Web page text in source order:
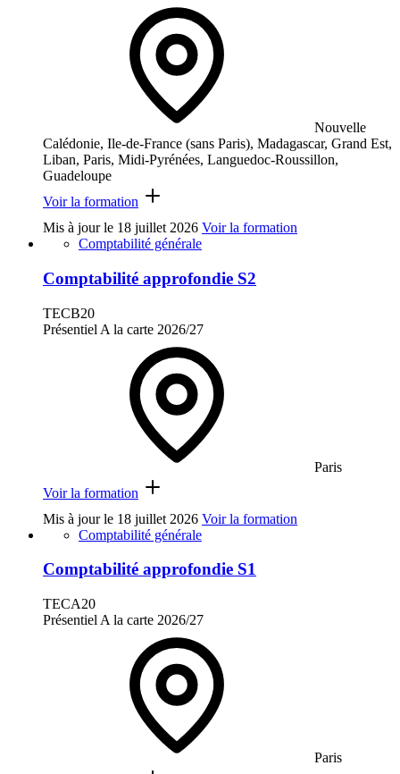
Nouvelle
Calédonie, Ile-de-France (sans Paris), Madagascar, Grand Est,
Liban, Paris, Midi-Pyrénées, Languedoc-Roussillon,
Guadeloupe
Voir la formation
Mis à jour le 18 juillet 2026 Voir la formation
Comptabilité générale
Comptabilité approfondie S2
TECB20
Présentiel A la carte 2026/27
Paris
Voir la formation
Mis à jour le 18 juillet 2026 Voir la formation
Comptabilité générale
Comptabilité approfondie S1
TECA20
Présentiel A la carte 2026/27
Paris